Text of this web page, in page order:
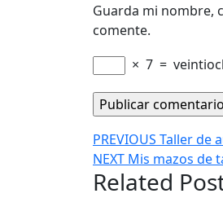
Guarda mi nombre,
comente.
× 7 =
de
PREVIOUS Entrada
anterior:
Taller de
NEXT Siguiente
entrada:
Mis mazos de
Related